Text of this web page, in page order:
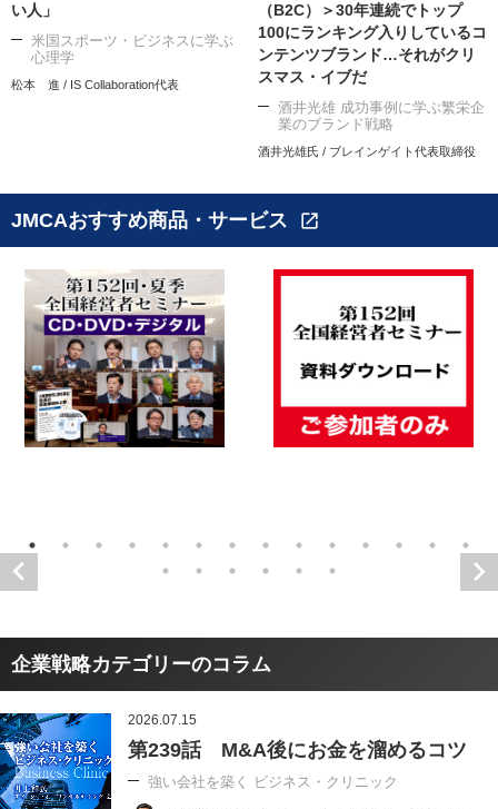
い人」
米国スポーツ・ビジネスに学ぶ
心理学
松本 進 / IS Collaboration代表
（B2C）＞30年連続でトップ
100にランキング入りしているコ
ンテンツブランド…それがクリ
スマス・イブだ
酒井光雄 成功事例に学ぶ繁栄企
業のブランド戦略
酒井光雄氏 / ブレインゲイト代表取締役
JMCAおすすめ商品・サービス open_in_new
企業戦略カテゴリーのコラム
2026.07.15
第239話 M&A後にお金を溜めるコツ
強い会社を築く ビジネス・クリニック